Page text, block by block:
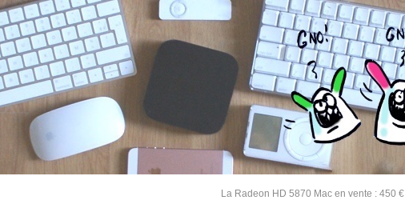
La Radeon HD 5870 Mac en vente : 450 €